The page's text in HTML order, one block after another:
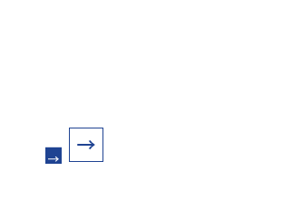
ソレイユシリーズ